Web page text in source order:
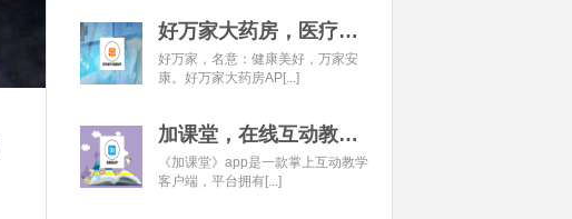
好万家大药房，医疗健康APP开发经典案例
好万家，名意：健康美好，万家安
康。好万家大药房AP[...]
加课堂，在线互动教育APP经典案例
《加课堂》app是一款掌上互动教学
客户端，平台拥有[...]